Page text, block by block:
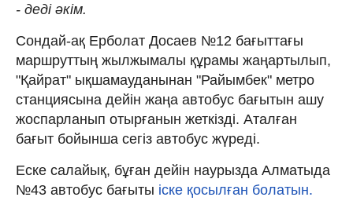
- деді әкім.
Сондай-ақ Ерболат Досаев №12 бағыттағы
маршруттың жылжымалы құрамы жаңартылып,
"Қайрат" ықшамауданынан "Райымбек" метро
станциясына дейін жаңа автобус бағытын ашу
жоспарланып отырғанын жеткізді. Аталған
бағыт бойынша сегіз автобус жүреді.
Еске салайық, бұған дейін наурызда Алматыда
№43 автобус бағыты іске қосылған болатын.